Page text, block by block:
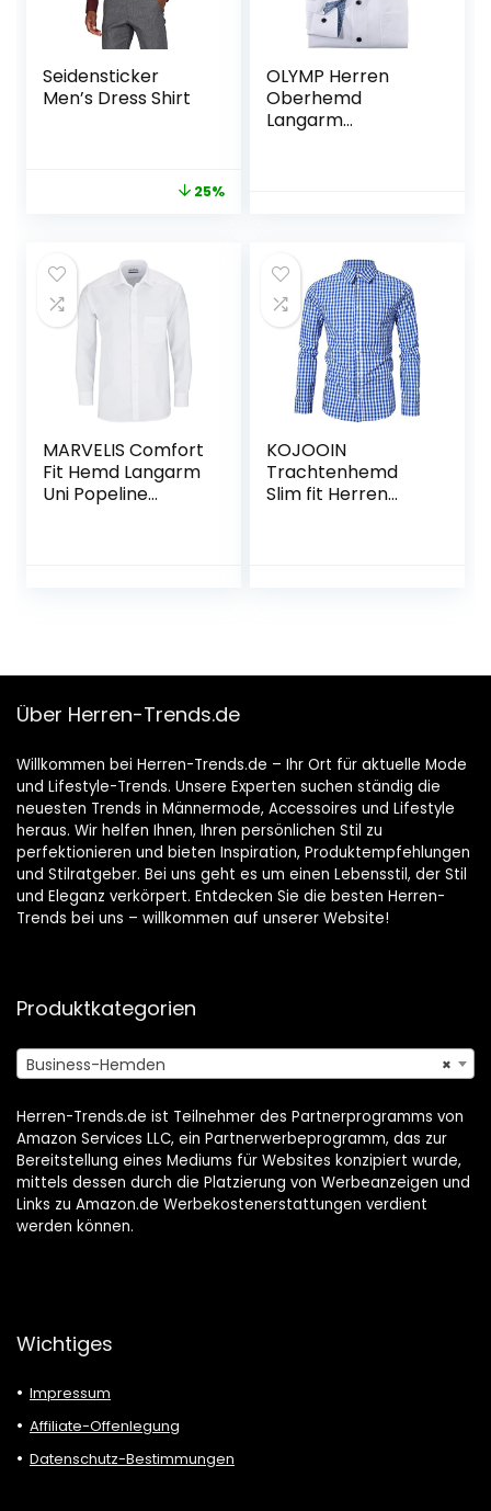
Seidensticker
Men’s Dress Shirt
25%
OLYMP Herren
Oberhemd
Langarm
MARVELIS Comfort
Fit Hemd Langarm
Uni Popeline
KOJOOIN
Trachtenhemd
Slim fit Herren
Freizeit(Verpacku
Über Herren-Trends.de
Willkommen bei Herren-Trends.de – Ihr Ort für aktuelle Mode
und Lifestyle-Trends. Unsere Experten suchen ständig die
neuesten Trends in Männermode, Accessoires und Lifestyle
heraus. Wir helfen Ihnen, Ihren persönlichen Stil zu
perfektionieren und bieten Inspiration, Produktempfehlungen
und Stilratgeber. Bei uns geht es um einen Lebensstil, der Stil
und Eleganz verkörpert. Entdecken Sie die besten Herren-
Trends bei uns – willkommen auf unserer Website!
Produktkategorien
×
Business-Hemden
Herren-Trends.de ist Teilnehmer des Partnerprogramms von
Amazon Services LLC, ein Partnerwerbeprogramm, das zur
Bereitstellung eines Mediums für Websites konzipiert wurde,
mittels dessen durch die Platzierung von Werbeanzeigen und
Links zu Amazon.de Werbekostenerstattungen verdient
werden können.
Wichtiges
Impressum
Affiliate-Offenlegung
Datenschutz-Bestimmungen